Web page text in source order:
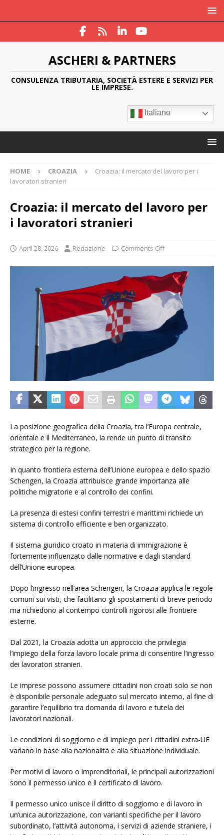
ASCHERI & PARTNERS
CONSULENZA TRIBUTARIA, SOCIETÀ ESTERE E SERVIZI PER
LE IMPRESE.
Italiano
HOME CROAZIA
Croazia: il mercato del lavoro per i
lavoratori stranieri
Croazia: il mercato del lavoro per
i lavoratori stranieri
April 28, 2026 Redazione Comments Off
La posizione geografica della Croazia, tra l’Europa centrale,
orientale e il Mediterraneo, la rende un punto di transito
strategico per la regione.
In quanto frontiera esterna dell’Unione europea e dello spazio
Schengen, la Croazia attribuisce grande importanza alle
politiche migratorie e al controllo dei confini.
La presenza di estesi confini terrestri e marittimi richiede un
sistema di controllo efficiente e ben organizzato.
Il sistema giuridico croato in materia di immigrazione è
fortemente influenzato dalle normative e dagli standard
dell’Unione europea.
Dopo l’ingresso nell’area Schengen, la Croazia applica le regole
comuni sui visti, che facilitano gli spostamenti di breve periodo
ma richiedono al contempo controlli rigorosi alle frontiere
esterne.
Dal 2021, la Croazia adotta un approccio che privilegia
l’impiego della forza lavoro locale prima di consentire l’ingresso
dei lavoratori stranieri.
Le imprese possono assumere cittadini non croati solo se non
è disponibile personale adeguato sul mercato interno, al fine di
garantire l’equilibrio tra domanda di lavoro e tutela dei
lavoratori nazionali.
Le condizioni di soggiorno e di impiego per i cittadini extra-UE
variano in base alla nazionalità e alla situazione individuale.
Per motivi di lavoro o imprenditoriali, le principali autorizzazioni
sono il permesso unico e il certificato di lavoro.
Il permesso unico unisce il diritto di soggiorno e di lavoro in
un’unica autorizzazione, con varianti specifiche per il lavoro
subordinato, l’attività autonoma, i servizi di aziende straniere, i